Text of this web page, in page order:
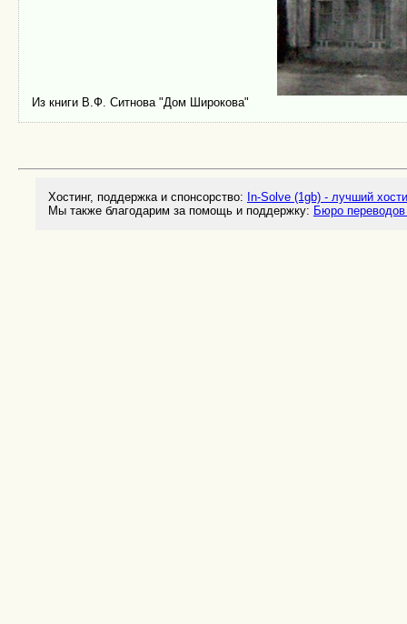
Из книги В.Ф. Ситнова "Дом Широкова"
Хостинг, поддержка и спонсорство: In-Solve (1gb) - лучший
Мы также благодарим за помощь и поддержку: Бюро переводов